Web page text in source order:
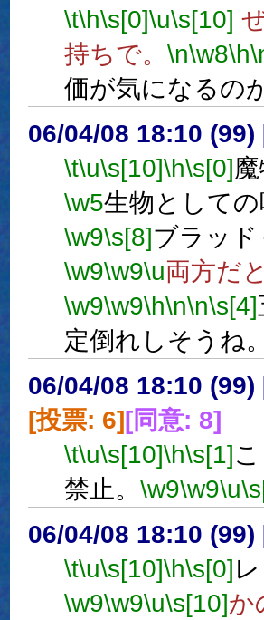
\t\h\s[0]\u\s[10]
持ちで。 \n\w8\h
価が気になるの
06/04/08 18:10 (99)
\t\u\s[10]\h\s[0]
\w5生物として
\w9\s[8]ブラッ
\w9\w9\u両方だ
\w9\w9\h\n\n\s[4]
定倒れしそうね
06/04/08 18:10 (99)
[投票: 6][同意: 8]
\t\u\s[10]\h\s[1]
禁止。 \w9\w9\u
06/04/08 18:10 (99)
\t\u\s[10]\h\s[0]
\w9\w9\u\s[10]か